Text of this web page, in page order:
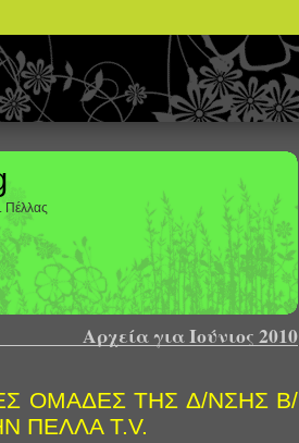
Πέλλας
Αρχεία για Ιούνιος 2010
ΟΜΑΔΕΣ ΤΗΣ Δ/ΝΣΗΣ Β/